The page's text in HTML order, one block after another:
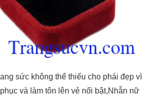
sức không thể thiếu cho phái đẹp vì
và làm tôn lên vẻ nổi bật,Nhẫn nữ